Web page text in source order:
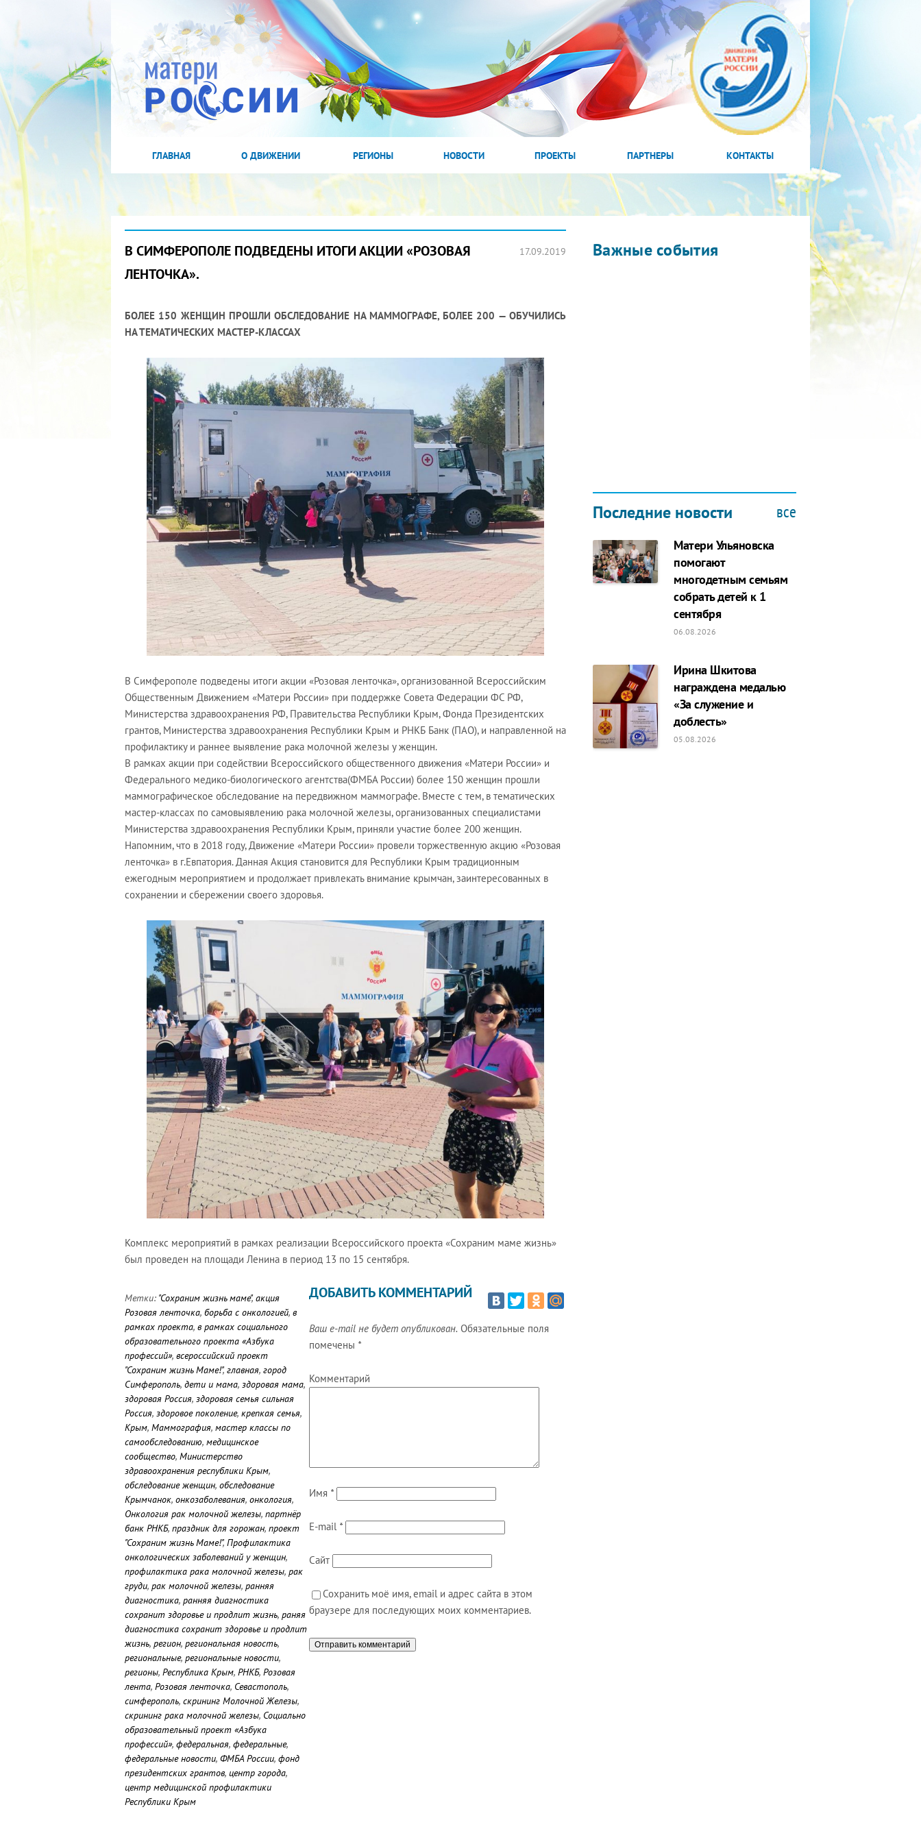
ГЛАВНАЯ О ДВИЖЕНИИ РЕГИОНЫ НОВОСТИ ПРОЕКТЫ ПАРТНЕРЫ КОНТАКТЫ
В СИМФЕРОПОЛЕ ПОДВЕДЕНЫ ИТОГИ АКЦИИ «РОЗОВАЯ
ЛЕНТОЧКА».
17.09.2019
БОЛЕЕ 150 ЖЕНЩИН ПРОШЛИ ОБСЛЕДОВАНИЕ НА МАММОГРАФЕ, БОЛЕЕ 200 — ОБУЧИЛИСЬ
НА ТЕМАТИЧЕСКИХ МАСТЕР-КЛАССАХ
В Симферополе подведены итоги акции «Розовая ленточка», организованной Всероссийским
Общественным Движением «Матери России» при поддержке Совета Федерации ФС РФ,
Министерства здравоохранения РФ, Правительства Республики Крым, Фонда Президентских
грантов, Министерства здравоохранения Республики Крым и РНКБ Банк (ПАО), и направленной на
профилактику и раннее выявление рака молочной железы у женщин.
В рамках акции при содействии Всероссийского общественного движения «Матери России» и
Федерального медико-биологического агентства(ФМБА России) более 150 женщин прошли
маммографическое обследование на передвижном маммографе. Вместе с тем, в тематических
мастер-классах по самовыявлению рака молочной железы, организованных специалистами
Министерства здравоохранения Республики Крым, приняли участие более 200 женщин.
Напомним, что в 2018 году, Движение «Матери России» провели торжественную акцию «Розовая
ленточка» в г.Евпатория. Данная Акция становится для Республики Крым традиционным
ежегодным мероприятием и продолжает привлекать внимание крымчан, заинтересованных в
сохранении и сбережении своего здоровья.
Комплекс мероприятий в рамках реализации Всероссийского проекта «Сохраним маме жизнь»
был проведен на площади Ленина в период 13 по 15 сентября.
Метки: "Сохраним жизнь маме",акция
Розовая ленточка, борьба с онкологией, в
рамках проекта, в рамках социального
образовательного проекта «Азбука
профессий», всероссийский проект
"Сохраним жизнь Маме!",главная, город
Симферополь, дети и мама, здоровая мама,
здоровая Россия, здоровая семья сильная
Россия, здоровое поколение, крепкая семья,
Крым, Маммография, мастер классы по
самообследованию, медицинское
сообщество, Министерство
здравоохранения республики Крым,
обследование женщин, обследование
Крымчанок, онкозаболевания, онкология,
Онкология рак молочной железы, партнёр
банк РНКБ, праздник для горожан, проект
"Сохраним жизнь Маме!",Профилактика
онкологических заболеваний у женщин,
профилактика рака молочной железы, рак
груди, рак молочной железы, ранняя
диагностика, ранняя диагностика
сохранит здоровье и продлит жизнь, раняя
диагностика сохранит здоровье и продлит
жизнь, регион, региональная новость,
региональные, региональные новости,
регионы, Республика Крым, РНКБ, Розовая
лента, Розовая ленточка, Севастополь,
симферополь, скрининг Молочной Железы,
скрининг рака молочной железы, Социально
образовательный проект «Азбука
профессий», федеральная, федеральные,
федеральные новости, ФМБА России, фонд
президентских грантов, центр города,
центр медицинской профилактики
Республики Крым
ДОБАВИТЬ КОММЕНТАРИЙ
Ваш e-mail не будет опубликован. Обязательные поля
помечены *
Комментарий
Имя *
E-mail *
Сайт
Сохранить моё имя, email и адрес сайта в этом
браузере для последующих моих комментариев.
Важные события
2022 ГОД ПРОВОЗГЛАШЕН ГОДОМ
МАТЕРИ В ЯКУТИИ
19.12.2021
Последние новости все
Матери Ульяновска
помогают
многодетным семьям
собрать детей к 1
сентября
06.08.2026
Ирина Шкитова
награждена медалью
«За служение и
доблесть»
05.08.2026